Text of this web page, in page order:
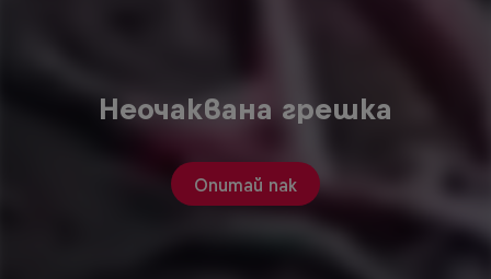
Неочаквана грешка
Опитай пак